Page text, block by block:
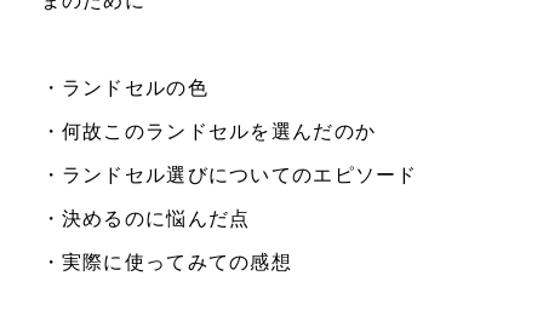
・ランドセルの色
・何故このランドセルを選んだのか
・ランドセル選びについてのエピソード
・決めるのに悩んだ点
・実際に使ってみての感想